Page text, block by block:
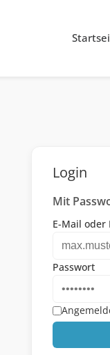
Login
Mit
E-Mail oder
Passwort